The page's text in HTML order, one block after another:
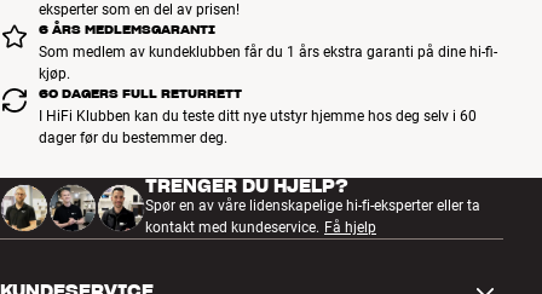
eksperter som en del av prisen!
6 ÅRS MEDLEMSGARANTI
Som medlem av kundeklubben får du 1 års ekstra garanti på dine hi-fi-
kjøp.
60 DAGERS FULL RETURRETT
I HiFi Klubben kan du teste ditt nye utstyr hjemme hos deg selv i 60
dager før du bestemmer deg.
TRENGER DU HJELP?
Spør en av våre lidenskapelige hi-fi-eksperter eller ta
kontakt med kundeservice. Få hjelp